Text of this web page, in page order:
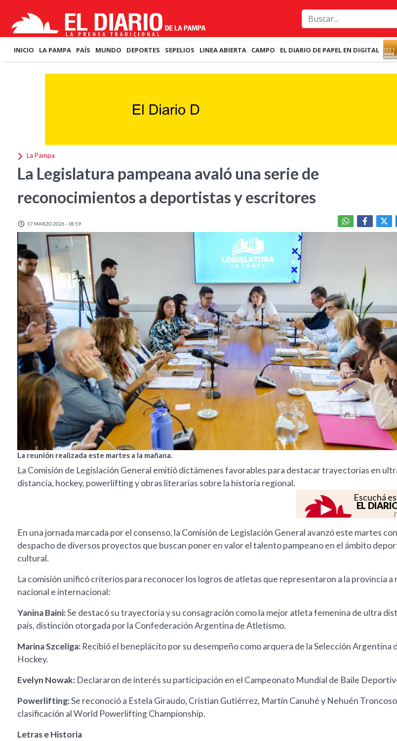
INICIO LA PAMPA PAÍS MUNDO DEPORTES SEPELIOS LINEA ABIERTA CAMPO EL DIARIO DE PAPEL EN DIGITAL
La Pampa
La Legislatura pampeana avaló una serie de
reconocimientos a deportistas y escritores
17 MARZO 2026 - 18:59
La reunión realizada este martes a la mañana.
La Comisión de Legislación General emitió dictámenes favorables para destacar trayectorias en
distancia, hockey, powerlifting y obras literarias sobre la historia regional.
Escuchá
EL
En una jornada marcada por el consenso, la Comisión de Legislación General avanzó este martes
despacho de diversos proyectos que buscan poner en valor el talento pampeano en el ámbito
cultural.
La comisión unificó criterios para reconocer los logros de atletas que representaron a la provincia a
nacional e internacional:
Yanina Baini:Se destacó su trayectoria y su consagración como la mejor atleta femenina de ultra
país, distinción otorgada por la Confederación Argentina de Atletismo.
Marina Szceliga: Recibió el beneplácito por su desempeño como arquera de la Selección Argentina
Hockey.
Evelyn Nowak: Declararon de interés su participación en el Campeonato Mundial de Baile
Powerlifting:Se reconoció a Estela Giraudo, Cristian Gutiérrez, Martín Canuhé y Nehuén
clasificación al World Powerlifting Championship.
Letras e Historia